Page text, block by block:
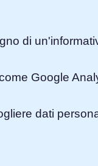
di
Google
dati